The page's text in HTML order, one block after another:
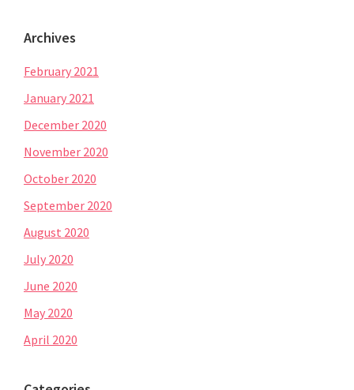
Archives
February 2021
January 2021
December 2020
November 2020
October 2020
September 2020
August 2020
July 2020
June 2020
May 2020
April 2020